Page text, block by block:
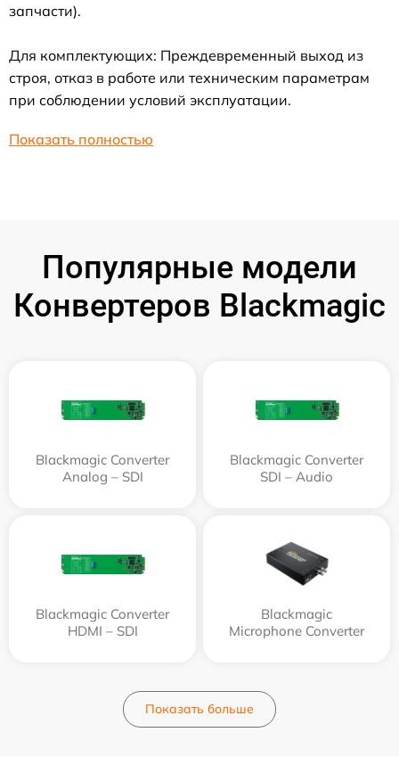
запчасти).
Для комплектующих: Преждевременный выход из
строя, отказ в работе или техническим параметрам
при соблюдении условий эксплуатации.
Показать полностью
Популярные модели
Конвертеров Blackmagic
Blackmagic Converter
Analog – SDI
Blackmagic Converter
SDI – Audio
Blackmagic Converter
HDMI – SDI
Blackmagic
Microphone Converter
Показать больше